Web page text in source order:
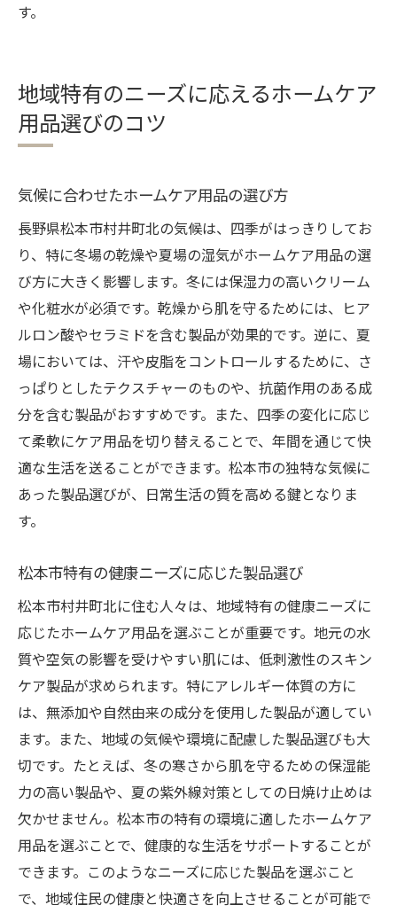
す。
地域特有のニーズに応えるホームケア
用品選びのコツ
気候に合わせたホームケア用品の選び方
長野県松本市村井町北の気候は、四季がはっきりしてお
り、特に冬場の乾燥や夏場の湿気がホームケア用品の選
び方に大きく影響します。冬には保湿力の高いクリーム
や化粧水が必須です。乾燥から肌を守るためには、ヒア
ルロン酸やセラミドを含む製品が効果的です。逆に、夏
場においては、汗や皮脂をコントロールするために、さ
っぱりとしたテクスチャーのものや、抗菌作用のある成
分を含む製品がおすすめです。また、四季の変化に応じ
て柔軟にケア用品を切り替えることで、年間を通じて快
適な生活を送ることができます。松本市の独特な気候に
あった製品選びが、日常生活の質を高める鍵となりま
す。
松本市特有の健康ニーズに応じた製品選び
松本市村井町北に住む人々は、地域特有の健康ニーズに
応じたホームケア用品を選ぶことが重要です。地元の水
質や空気の影響を受けやすい肌には、低刺激性のスキン
ケア製品が求められます。特にアレルギー体質の方に
は、無添加や自然由来の成分を使用した製品が適してい
ます。また、地域の気候や環境に配慮した製品選びも大
切です。たとえば、冬の寒さから肌を守るための保湿能
力の高い製品や、夏の紫外線対策としての日焼け止めは
欠かせません。松本市の特有の環境に適したホームケア
用品を選ぶことで、健康的な生活をサポートすることが
できます。このようなニーズに応じた製品を選ぶこと
で、地域住民の健康と快適さを向上させることが可能で